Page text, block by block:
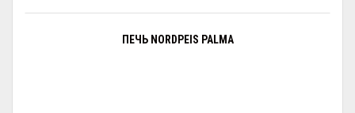
ПЕЧЬ NORDPEIS PALMA